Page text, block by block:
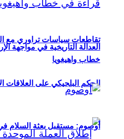
العدالة التاريخية في مواجهة
الحكم البلجيكي على العلاقات
تقاطعات سياسات تراوري مع
خطاب واهيغويا
أوصوم: مستقبل بعثة السلام